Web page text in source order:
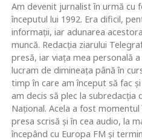
Am devenit jurnalist în urmă cu
începutul lui 1992. Era dificil,
informaţii, iar adunarea
muncă. Redacţia ziarului
presă, iar viaţa mea personală
lucram de dimineaţa până în
timp în care am început să fac
am decis să plec la subredacţia
Naţional. Acela a fost
presa scrisă şi în cea audio, la
începând cu Europa FM şi